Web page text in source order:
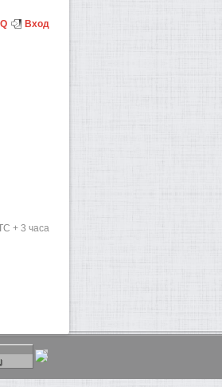
Вход
+ 3 часа